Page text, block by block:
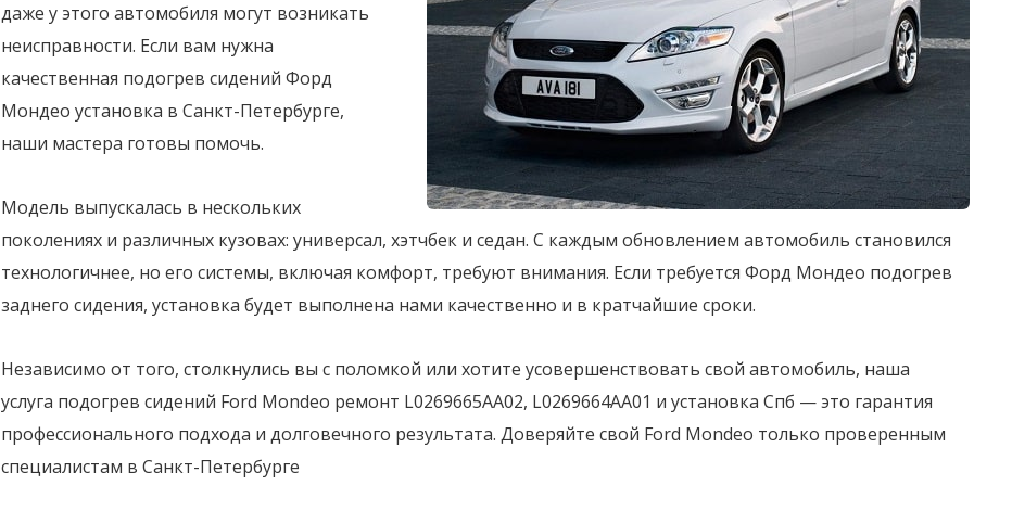
даже у этого автомобиля могут возникать
неисправности. Если вам нужна
качественная подогрев сидений Форд
Мондео установка в Санкт-Петербурге,
наши мастера готовы помочь.
Модель выпускалась в нескольких
поколениях и различных кузовах: универсал, хэтчбек и седан. С каждым обновлением автомобиль становился
технологичнее, но его системы, включая комфорт, требуют внимания. Если требуется Форд Мондео подогрев
заднего сидения, установка будет выполнена нами качественно и в кратчайшие сроки.
Независимо от того, столкнулись вы с поломкой или хотите усовершенствовать свой автомобиль, наша
услуга подогрев сидений Ford Mondeo ремонт L0269665AA02, L0269664AA01 и установка Спб — это гарантия
профессионального подхода и долговечного результата. Доверяйте свой Ford Mondeo только проверенным
специалистам в Санкт-Петербурге